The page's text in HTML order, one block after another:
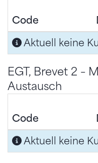
Code
Aktuell keine
EGT, Brevet 2 –
Austausch
Code
Aktuell keine